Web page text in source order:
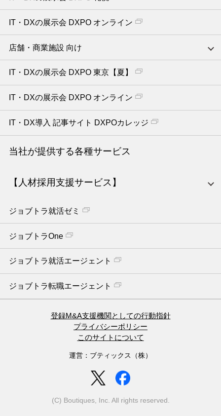
IT・DXの展示会 DXPO オンライン
店舗・商業施設 向け
IT・DXの展示会 DXPO 東京【夏】
IT・DXの展示会 DXPO オンライン
IT・DX導入 記事サイト DXPOカレッジ
当社が提供する各種サービス
【人材採用支援サービス】
ジョブトラ就活ゼミ
ジョブトラOne
ジョブトラ就活エージェント
ジョブトラ転職エージェント
登録M&A支援機関としての行動指針
プライバシーポリシー
このサイトについて
運営：ブティックス（株）
(C) Boutiques, Inc. All rights reserved.